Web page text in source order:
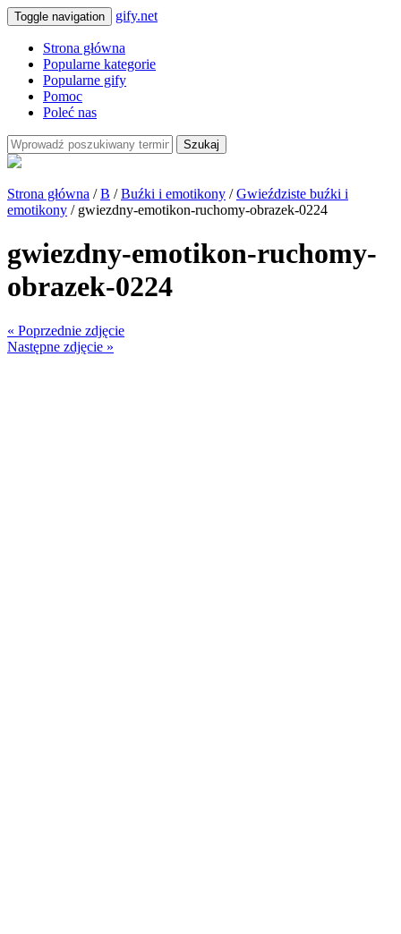
Toggle navigation gify.net
Strona główna
Popularne kategorie
Popularne gify
Pomoc
Poleć nas
Szukaj
Strona główna /B /Buźki i emotikony /Gwieździste buźki i
emotikony / gwiezdny-emotikon-ruchomy-obrazek-0224
gwiezdny-emotikon-ruchomy-
obrazek-0224
« Poprzednie zdjęcie
Następne zdjęcie »